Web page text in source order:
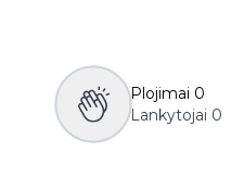
Plojimai 0
Lankytojai 0